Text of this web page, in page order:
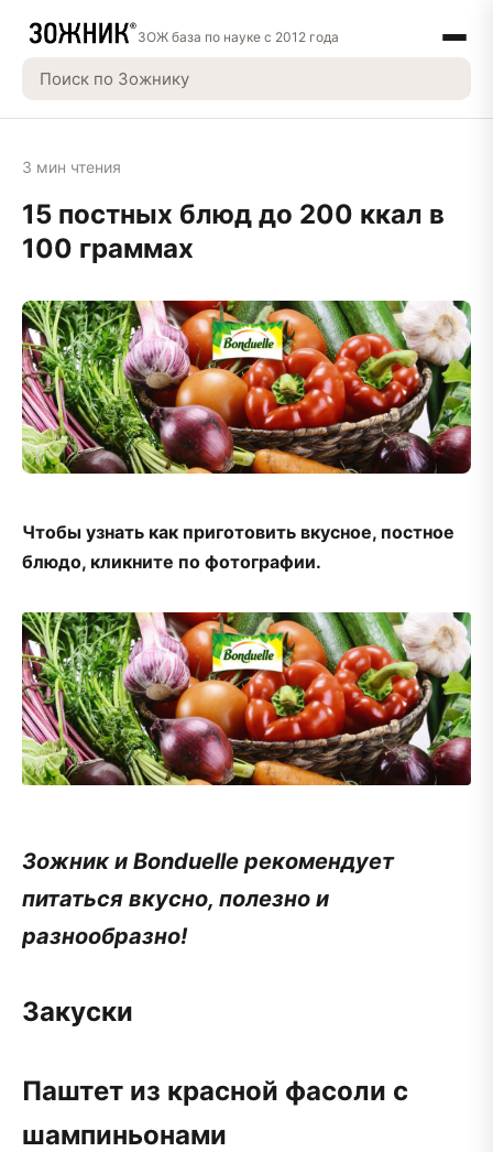
ЗОЖ база по науке с 2012 года
3 мин чтения
15 постных блюд до 200 ккал в
100 граммах
Чтобы узнать как приготовить вкусное, постное
блюдо, кликните по фотографии.
Зожник и Bonduelle рекомендует
питаться вкусно, полезно и
разнообразно!
Закуски
Паштет из красной фасоли с
шампиньонами